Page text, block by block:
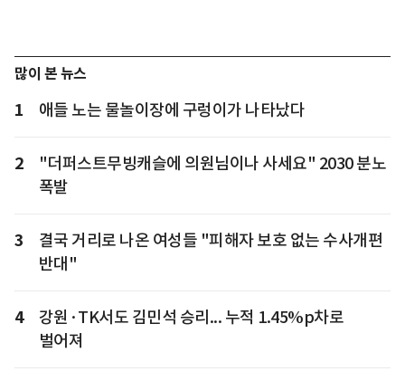
많이 본 뉴스
1 애들 노는 물놀이장에 구렁이가 나타났다
2
"더퍼스트무빙캐슬에 의원님이나 사세요" 2030 분노
폭발
3
결국 거리로 나온 여성들 "피해자 보호 없는 수사개편
반대"
4
강원·TK서도 김민석 승리... 누적 1.45%p차로
벌어져